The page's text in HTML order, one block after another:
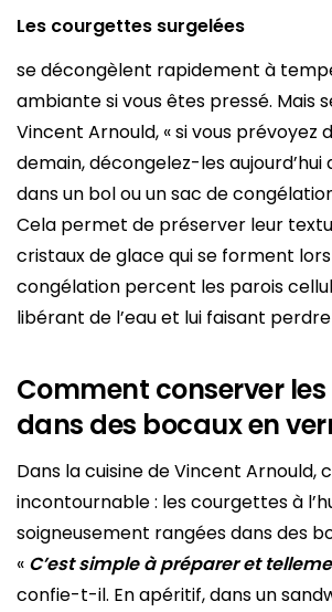
Les courgettes surgelées
se décongèlent rapidement à
ambiante si vous êtes pressé. Mais
Vincent Arnould, « si vous prévoyez
demain, décongelez-les
dans un bol ou un sac de
Cela permet de préserver leur
cristaux de glace qui se forment
congélation percent les parois
libérant de l’eau et lui faisant
Comment conserver
dans des bocaux en
Dans la cuisine de Vincent Arnould,
incontournable : les courgettes à
soigneusement rangées dans des
« C’est simple à préparer et
confie-t-il. En apéritif, dans un